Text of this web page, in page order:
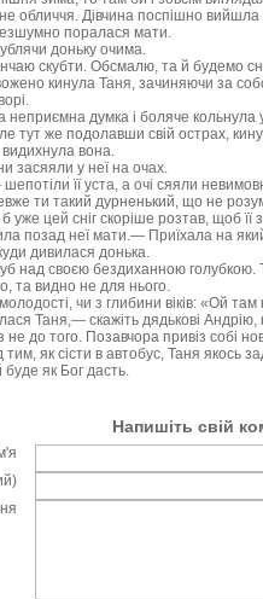
обличчя. Дівчина поспішно
поралася мати.
доньку очима.
скубти. Обсмалю, та й будемо
кинула Таня, зачиняючи за
думка і боляче кольнула
тут же подолавши свій острах,
вона.
засяяли у неї на очах.
її уста, а очі сяяли
ти такий дурненький, що не
уже цей сніг скоріше розтав, щоб її
позад неї мати.— Приїхала на
дивилася донька.
над своєю бездиханною
та видно не для нього.
чи з глибини віків: «Ой
Таня,— скажіть дядькові Андрію,
до того. Позавчора привіз собі
як сісти в автобус, Таня якось
буде як Бог дасть.
Напишіть свій